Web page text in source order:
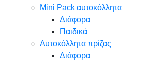
Mini Pack αυτοκόλλητα
Διάφορα
Παιδικά
Αυτοκόλλητα πρίζας
Διάφορα